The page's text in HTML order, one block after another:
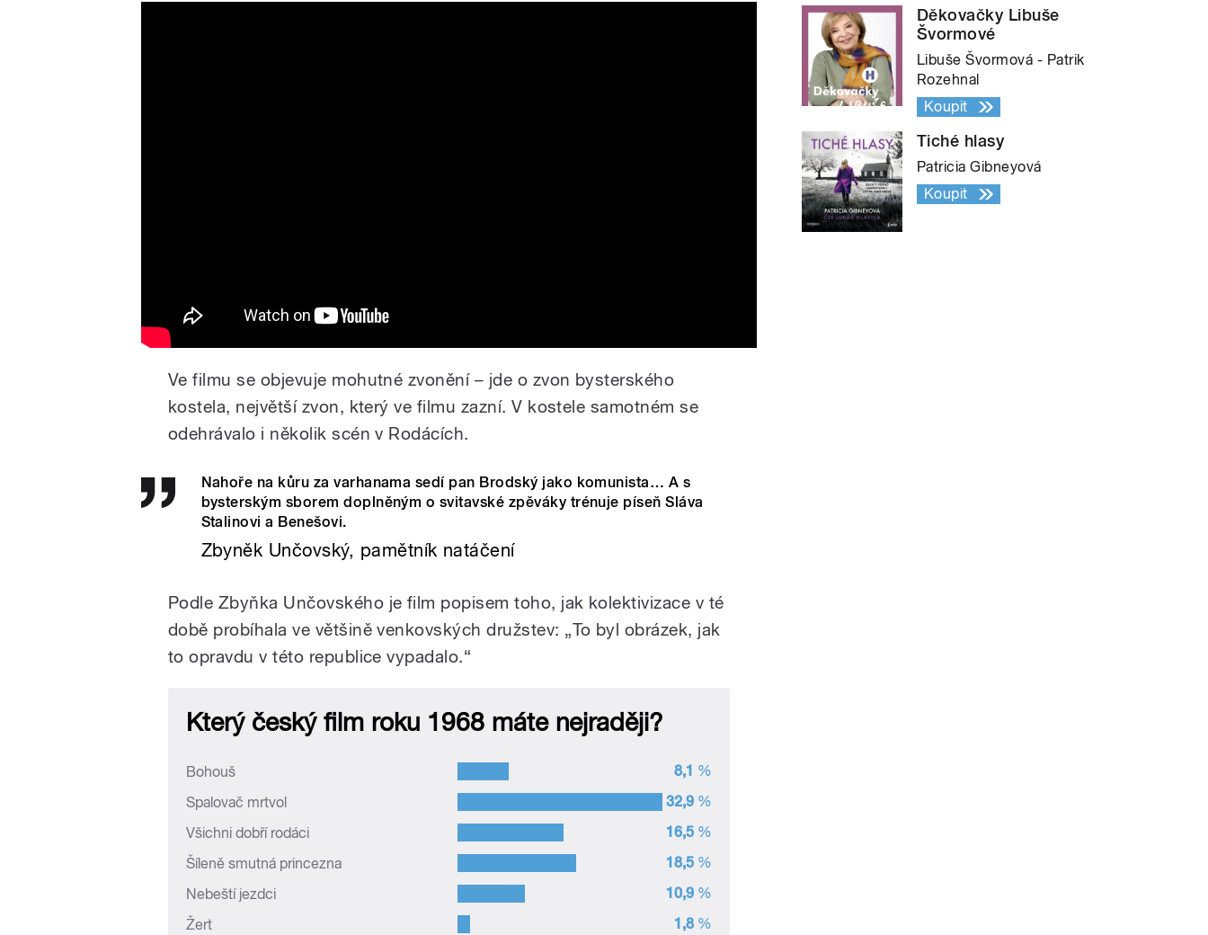
Ve filmu se objevuje mohutné zvonění – jde o zvon bysterského
kostela, největší zvon, který ve filmu zazní. V kostele samotném se
odehrávalo i několik scén v Rodácích.
Nahoře na kůru za varhanama sedí pan Brodský jako komunista… A s
bysterským sborem doplněným o svitavské zpěváky trénuje píseň Sláva
Stalinovi a Benešovi.
Zbyněk Unčovský, pamětník natáčení
Podle Zbyňka Unčovského je film popisem toho, jak kolektivizace v té
době probíhala ve většině venkovských družstev: „To byl obrázek, jak
to opravdu v této republice vypadalo.“
Děkovačky Libuše
Švormové
Libuše Švormová - Patrik
Rozehnal
Koupit
Tiché hlasy
Patricia Gibneyová
Koupit